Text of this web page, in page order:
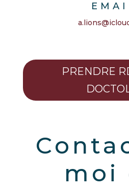
PRENDRE
moi